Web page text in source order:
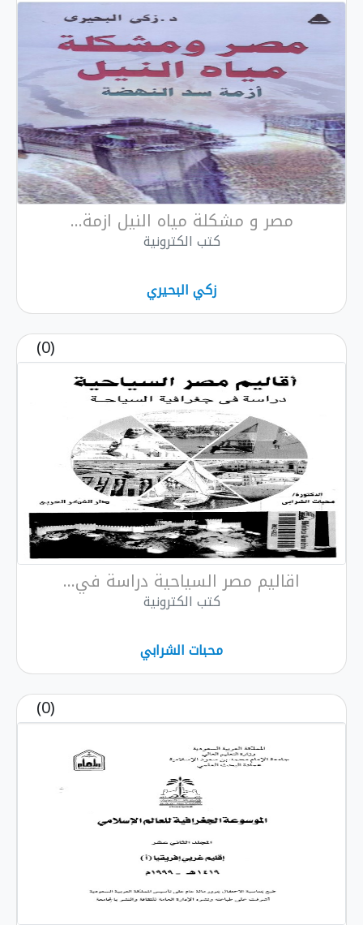
مصر و مشكلة مياه النيل ازمة...
كتب الكترونية
زكي البحيري
اقاليم مصر السياحية دراسة في...
كتب الكترونية
محبات الشرابي